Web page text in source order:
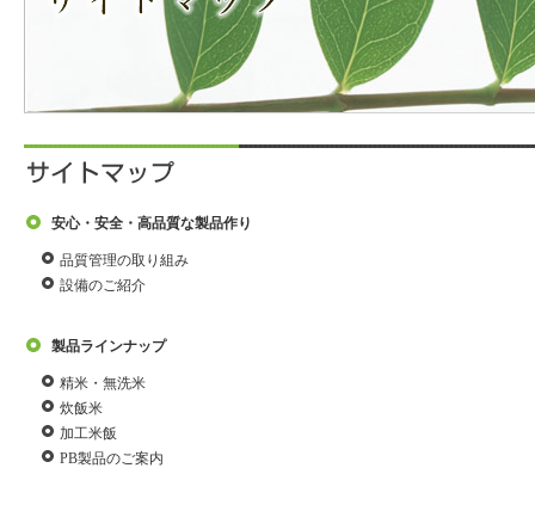
安心・安全・高品質な製品作り
品質管理の取り組み
設備のご紹介
製品ラインナップ
精米・無洗米
炊飯米
加工米飯
PB製品のご案内